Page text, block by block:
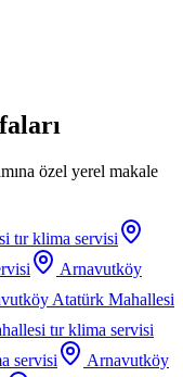
özel yerel makale
tır klima servisi
Arnavutköy
Atatürk Mahallesi
tır klima servisi
servisi Arnavutköy